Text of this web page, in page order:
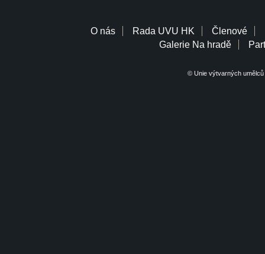
O nás Rada UVU HK Členové
Galerie Na hradě
© Unie výtvarných